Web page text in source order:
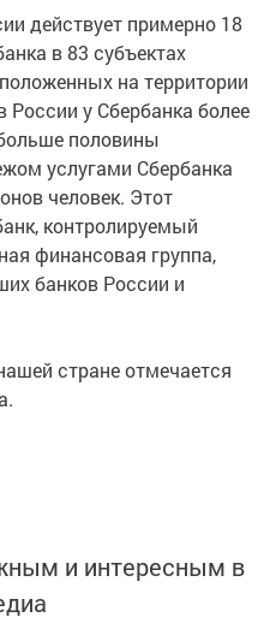
действует примерно 18
в 83 субъектах
на территории
России у Сбербанка более
половины
услугами Сбербанка
человек. Этот
контролируемый
финансовая группа,
банков России и
стране отмечается
и интересным в